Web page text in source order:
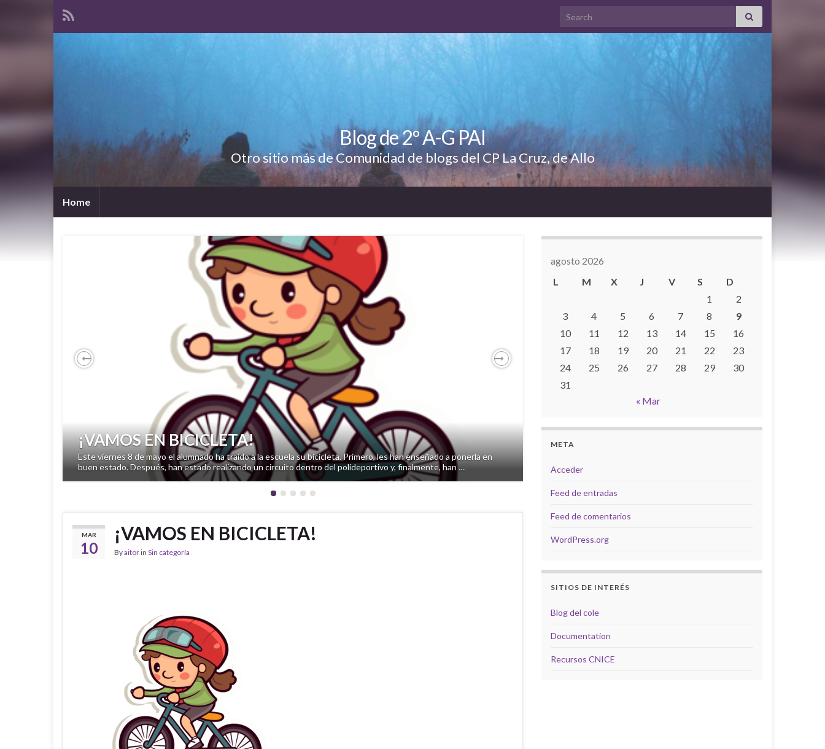
Search for:
Blog de 2º A-G PAI
Otro sitio más de Comunidad de blogs del CP La Cruz, de Allo
Home
¡VAMOS EN BICICLETA!
Este viernes 8 de mayo el alumnado ha traído a la escuela su bicicleta. Primero, les han enseñado a ponerla en
buen estado. Después, han estado realizando un circuito dentro del polideportivo y, finalmente, han …
MAR
10
¡VAMOS EN BICICLETA!
Byaitorin Sin categoría
agosto 2026
L
M X J V S
D
1
2
3
4 5 6 7 8
9
10
11 12 13 14 15
16
17
18 19 20 21 22
23
24
25 26 27 28 29
30
31
« Mar
META
Acceder
Feed de entradas
Feed de comentarios
WordPress.org
SITIOS DE INTERÉS
Blog del cole
Documentation
Recursos CNICE